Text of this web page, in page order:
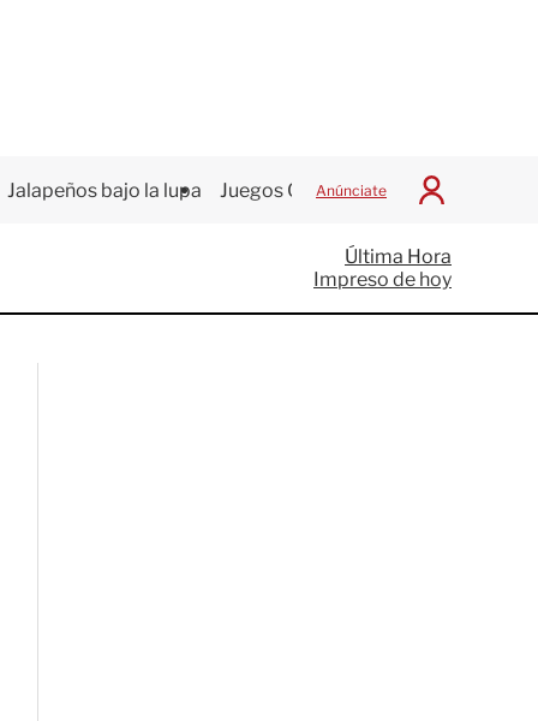
Jalapeños bajo la lupa Juegos Centroamericanos
Anúnciate
I
c
i
a
Última Hora
Impreso de hoy